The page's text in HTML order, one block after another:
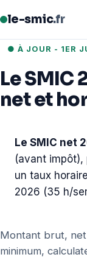
le-smic.fr
● À JOUR - 1ER
Le SMIC
net et
Le SMIC net
(avant impôt),
un taux
2026 (35 h/
Montant brut,
minimum,